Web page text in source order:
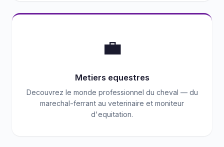
💼
Metiers equestres
Decouvrez le monde professionnel du cheval — du
marechal-ferrant au veterinaire et moniteur
d'equitation.